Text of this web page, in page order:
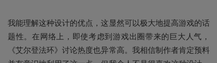
我能理解这种设计的优点，这显然可以极大地提高游戏的话
题性。在网络上，即使考虑到游戏出圈带来的巨大人气，
《艾尔登法环》讨论热度也异常高。我相信制作者肯定预料